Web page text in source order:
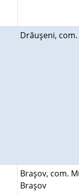
Drăuşeni, com.
Braşov, com.
Braşov